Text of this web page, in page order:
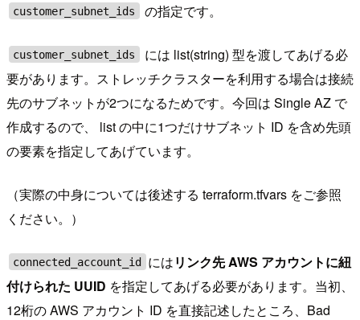
customer_subnet_ids の指定です。
customer_subnet_ids
には list(string) 型を渡してあげる必
要があります。ストレッチクラスターを利用する場合は接続
先のサブネットが2つになるためです。今回は Single AZ で
作成するので、 list の中に1つだけサブネット ID を含め先頭
の要素を指定してあげています。
（実際の中身については後述する terraform.tfvars をご参照
ください。）
connected_account_id にはリンク先 AWS アカウントに紐
付けられた UUID を指定してあげる必要があります。当初、
12桁の AWS アカウント ID を直接記述したところ、Bad